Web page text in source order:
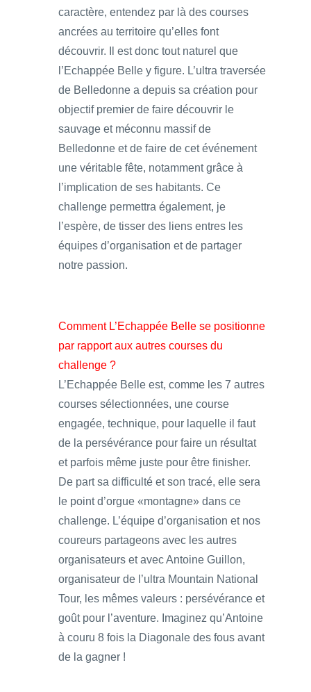
caractère, entendez par là des courses
ancrées au territoire qu’elles font
découvrir. Il est donc tout naturel que
l’Echappée Belle y figure. L’ultra traversée
de Belledonne a depuis sa création pour
objectif premier de faire découvrir le
sauvage et méconnu massif de
Belledonne et de faire de cet événement
une véritable fête, notamment grâce à
l’implication de ses habitants. Ce
challenge permettra également, je
l’espère, de tisser des liens entres les
équipes d’organisation et de partager
notre passion.
Comment L’Echappée Belle se positionne
par rapport aux autres courses du
challenge ?
L’Echappée Belle est, comme les 7 autres
courses sélectionnées, une course
engagée, technique, pour laquelle il faut
de la persévérance pour faire un résultat
et parfois même juste pour être finisher.
De part sa difficulté et son tracé, elle sera
le point d’orgue «montagne» dans ce
challenge. L’équipe d’organisation et nos
coureurs partageons avec les autres
organisateurs et avec Antoine Guillon,
organisateur de l’ultra Mountain National
Tour, les mêmes valeurs : persévérance et
goût pour l’aventure. Imaginez qu’Antoine
à couru 8 fois la Diagonale des fous avant
de la gagner !